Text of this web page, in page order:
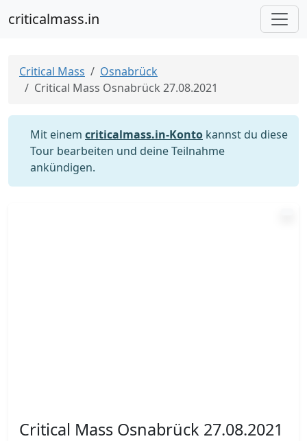
criticalmass.in
Critical Mass
Osnabrück
Critical Mass Osnabrück 27.08.2021
Mit einem criticalmass.in-Konto kannst du diese
Tour bearbeiten und deine Teilnahme
ankündigen.
Critical Mass Osnabrück 27.08.2021